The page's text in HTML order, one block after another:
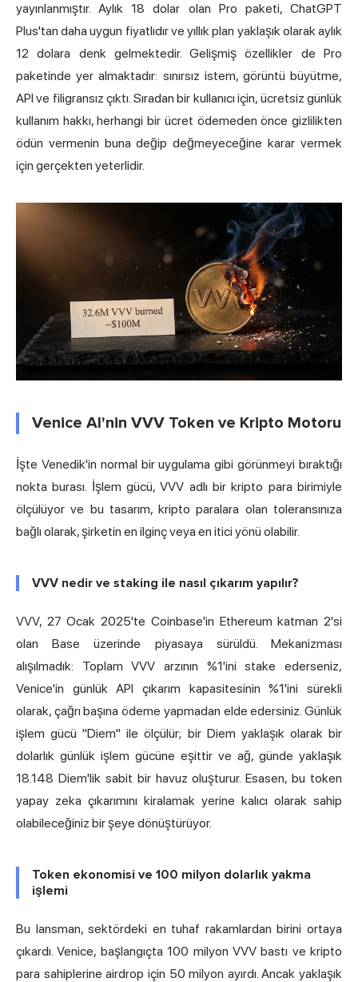
yayınlanmıştır. Aylık 18 dolar olan Pro paketi, ChatGPT
Plus'tan daha uygun fiyatlıdır ve yıllık plan yaklaşık olarak aylık
12 dolara denk gelmektedir. Gelişmiş özellikler de Pro
paketinde yer almaktadır: sınırsız istem, görüntü büyütme,
API ve filigransız çıktı. Sıradan bir kullanıcı için, ücretsiz günlük
kullanım hakkı, herhangi bir ücret ödemeden önce gizlilikten
ödün vermenin buna değip değmeyeceğine karar vermek
için gerçekten yeterlidir.
Venice AI'nin VVV Token ve Kripto Motoru
İşte Venedik'in normal bir uygulama gibi görünmeyi bıraktığı
nokta burası. İşlem gücü, VVV adlı bir kripto para birimiyle
ölçülüyor ve bu tasarım, kripto paralara olan toleransınıza
bağlı olarak, şirketin en ilginç veya en itici yönü olabilir.
VVV nedir ve staking ile nasıl çıkarım yapılır?
VVV, 27 Ocak 2025'te Coinbase'in Ethereum katman 2'si
olanBase üzerinde piyasaya sürüldü. Mekanizması
alışılmadık: Toplam VVV arzının %1'ini stake ederseniz,
Venice'in günlük API çıkarım kapasitesinin %1'ini sürekli
olarak, çağrı başına ödeme yapmadan elde edersiniz. Günlük
işlem gücü "Diem" ile ölçülür; bir Diem yaklaşık olarak bir
dolarlık günlük işlem gücüne eşittir ve ağ, günde yaklaşık
18.148 Diem'lik sabit bir havuz oluşturur. Esasen, bu token
yapay zeka çıkarımını kiralamak yerine kalıcı olarak sahip
olabileceğiniz bir şeye dönüştürüyor.
Token ekonomisi ve 100 milyon dolarlık yakma
işlemi
Bu lansman, sektördeki en tuhaf rakamlardan birini ortaya
çıkardı. Venice, başlangıçta 100 milyon VVV bastı ve kripto
para sahiplerineairdrop için 50 milyon ayırdı. Ancak yaklaşık